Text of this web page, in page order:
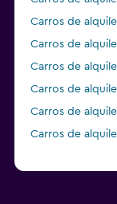
Carros de
Carros de
Carros de
Carros de
Carros de
Carros de